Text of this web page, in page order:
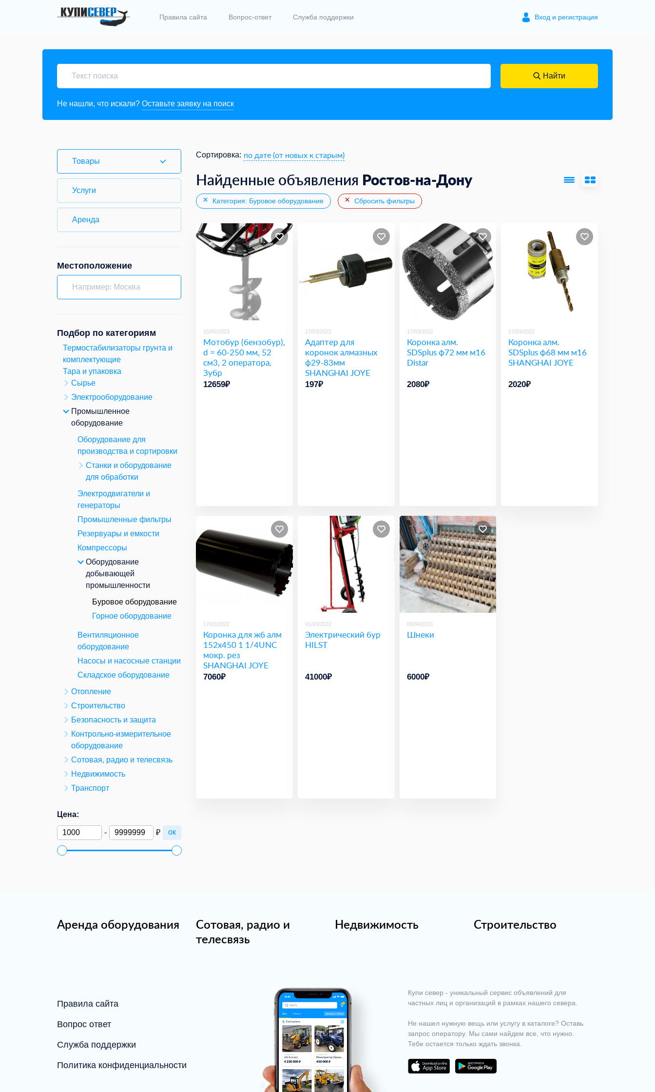
Правила сайта Вопрос-ответ Служба поддержки Вход и регистрация
Найти
Не нашли, что искали? Оставьте заявку на поиск
Товары
Услуги
Аренда
Местоположение
Подбор по категориям
Термостабилизаторы грунта и
комплектующие
Тара и упаковка
Сырье
Электрооборудование
Промышленное
оборудование
Оборудование для
производства и сортировки
Станки и оборудование
для обработки
Электродвигатели и
генераторы
Промышленные фильтры
Резервуары и емкости
Компрессоры
Оборудование
добывающей
промышленности
Буровое оборудование
Горное оборудование
Вентиляционное
оборудование
Насосы и насосные станции
Складское оборудование
Отопление
Строительство
Безопасность и защита
Контрольно-измерительное
оборудование
Сотовая, радио и телесвязь
Недвижимость
Транспорт
Цена:
- ₽ ок
Сортировка: по дате (от новых к старым)
Найденные объявления Ростов-на-Дону
Категория: Буровое оборудование Сбросить фильтры
15/05/2023
Мотобур (бензобур),
d = 60-250 мм, 52
см3, 2 оператора,
Зубр
12659₽
17/03/2022
Адаптер для
коронок алмазных
ф29-83мм
SHANGHAI JOYE
197₽
17/03/2022
Коронка алм.
SDSplus ф72 мм м16
Distar
2080₽
17/03/2022
Коронка алм.
SDSplus ф68 мм м16
SHANGHAI JOYE
2020₽
17/03/2022
Коронка для жб алм
152х450 1 1/4UNC
мокр. рез
SHANGHAI JOYE
7060₽
01/03/2022
Электрический бур
HILST
41000₽
08/04/2021
Шнеки
6000₽
Аренда оборудования
Сотовая, радио и
телесвязь
Недвижимость Строительство
Правила сайта
Вопрос ответ
Служба поддержки
Политика конфиденциальности
Купи север - уникальный сервис объявлений для
частных лиц и организаций в рамках нашего севера.
Не нашел нужную вещь или услугу в каталоге? Оставь
запрос оператору. Мы сами найдем все, что нужно.
Тебе остается только ждать звонка.